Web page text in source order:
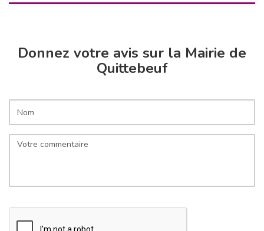
Donnez votre avis sur la Mairie de
Quittebeuf